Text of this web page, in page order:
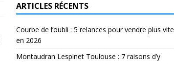
ARTICLES RÉCENTS
Courbe de l’oubli : 5 relances pour vendre plus vite
en 2026
Montaudran Lespinet Toulouse : 7 raisons d’y